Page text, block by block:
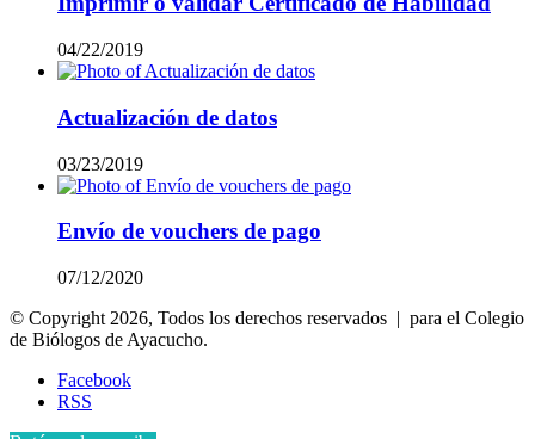
04/22/2019
Actualización de datos
03/23/2019
Envío de vouchers de pago
07/12/2020
© Copyright 2026, Todos los derechos reservados | para el Colegio
de Biólogos de Ayacucho.
Facebook
RSS